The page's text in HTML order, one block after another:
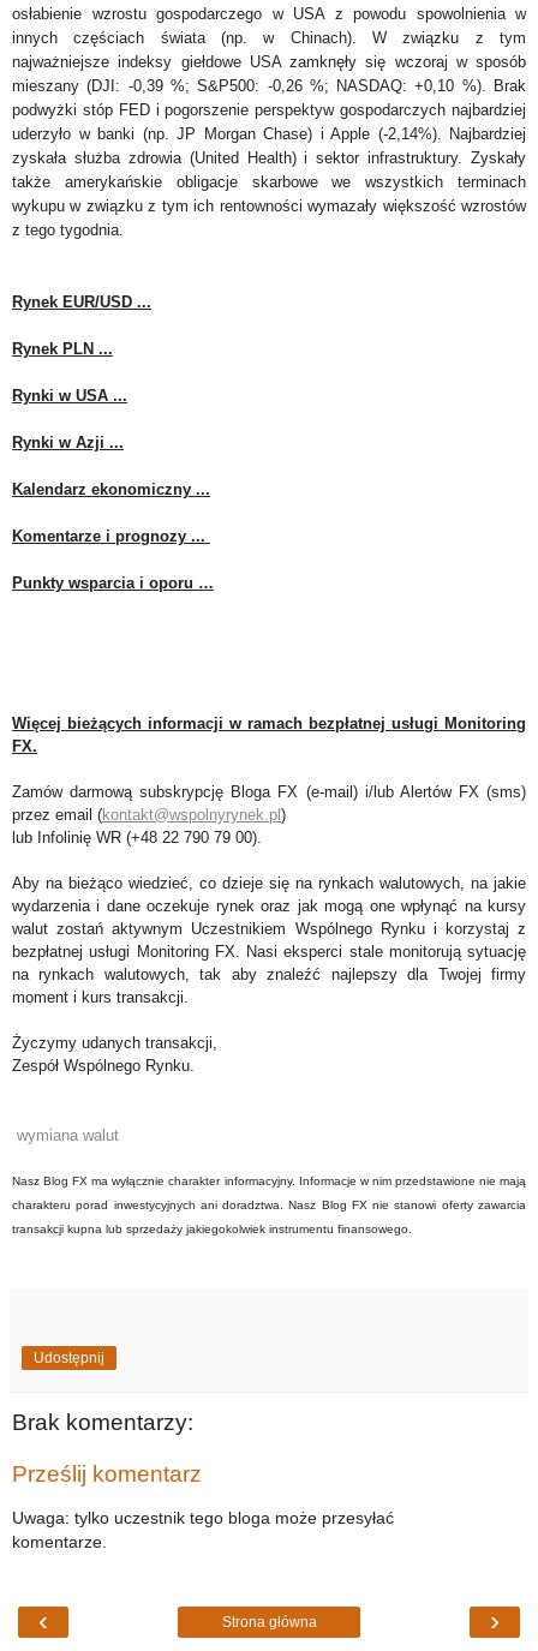
osłabienie wzrostu gospodarczego w USA z powodu spowolnienia w
innych częściach świata (np. w Chinach). W związku z tym
najważniejsze indeksy giełdowe USA zamknęły się wczoraj w sposób
mieszany (DJI: -0,39 %; S&P500: -0,26 %; NASDAQ: +0,10 %). Brak
podwyżki stóp FED i pogorszenie perspektyw gospodarczych najbardziej
uderzyło w banki (np. JP Morgan Chase) i Apple (-2,14%). Najbardziej
zyskała służba zdrowia (United Health) i sektor infrastruktury. Zyskały
także amerykańskie obligacje skarbowe we wszystkich terminach
wykupu w związku z tym ich rentowności wymazały większość wzrostów
z tego tygodnia.
Rynek EUR/USD ...
Rynek PLN ...
Rynki w USA ...
Rynki w Azji ...
Kalendarz ekonomiczny ...
Komentarze i prognozy ...
Punkty wsparcia i oporu …
Więcej bieżących informacji w ramach bezpłatnej usługi Monitoring
FX.
Zamów darmową subskrypcję Bloga FX (e-mail) i/lub Alertów FX (sms)
przez email (kontakt@wspolnyrynek.pl)
lub Infolinię WR (+48 22 790 79 00).
Aby na bieżąco wiedzieć, co dzieje się na rynkach walutowych, na jakie
wydarzenia i dane oczekuje rynek oraz jak mogą one wpłynąć na kursy
walut zostań aktywnym Uczestnikiem Wspólnego Rynku i korzystaj z
bezpłatnej usługi Monitoring FX. Nasi eksperci stale monitorują sytuację
na rynkach walutowych, tak aby znaleźć najlepszy dla Twojej firmy
moment i kurs transakcji.
Życzymy udanych transakcji,
Zespół Wspólnego Rynku.
wymiana walut
Nasz Blog FX ma wyłącznie charakter informacyjny. Informacje w nim przedstawione nie mają
charakteru porad inwestycyjnych ani doradztwa. Nasz Blog FX nie stanowi oferty zawarcia
transakcji kupna lub sprzedaży jakiegokolwiek instrumentu finansowego.
Udostępnij
Brak komentarzy:
Prześlij komentarz
Uwaga: tylko uczestnik tego bloga może przesyłać
komentarze.
‹ ›
Strona główna